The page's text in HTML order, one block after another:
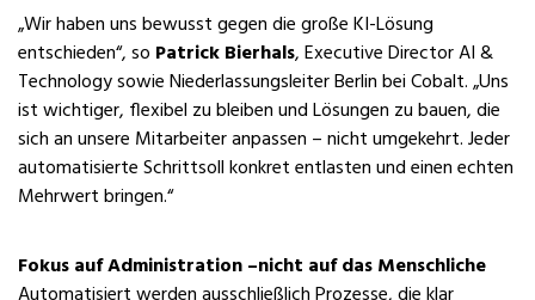
„Wir haben uns bewusst gegen die große KI-Lösung
entschieden“, so Patrick Bierhals, Executive Director AI &
Technology sowie Niederlassungsleiter Berlin bei Cobalt. „Uns
ist wichtiger, flexibel zu bleiben und Lösungen zu bauen, die
sich an unsere Mitarbeiter anpassen – nicht umgekehrt. Jeder
automatisierte Schrittsoll konkret entlasten und einen echten
Mehrwert bringen.“
Fokus auf Administration –nicht auf das Menschliche